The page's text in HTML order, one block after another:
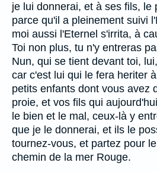
je lui donnerai, et à ses fils, le
parce qu'il a pleinement suivi
moi aussi l'Eternel s'irrita, à
Toi non plus, tu n'y entreras
Nun, qui se tient devant toi,
car c'est lui qui le fera heriter
petits enfants dont vous avez
proie, et vos fils qui
le bien et le mal, ceux-là y
que je le donnerai, et ils le
tournez-vous, et partez pour
chemin de la mer Rouge.